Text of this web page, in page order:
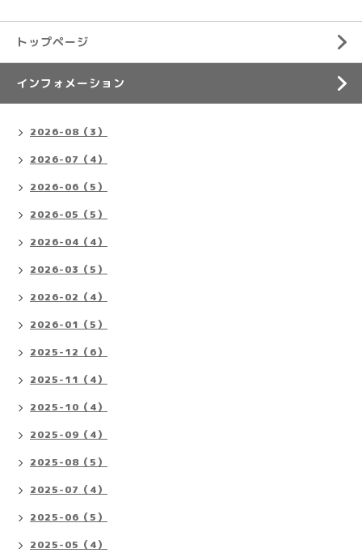
トップページ
インフォメーション
2026-08（3）
2026-07（4）
2026-06（5）
2026-05（5）
2026-04（4）
2026-03（5）
2026-02（4）
2026-01（5）
2025-12（6）
2025-11（4）
2025-10（4）
2025-09（4）
2025-08（5）
2025-07（4）
2025-06（5）
2025-05（4）